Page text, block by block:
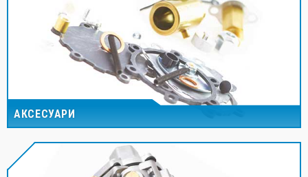
АКСЕСУАРИ